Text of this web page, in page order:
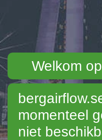
Welkom op
momenteel
niet